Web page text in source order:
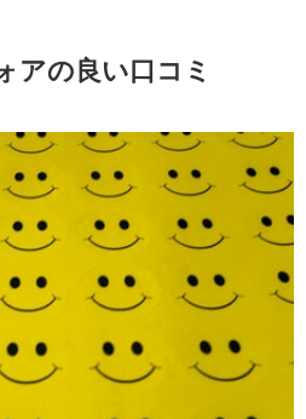
アの良い口コミ